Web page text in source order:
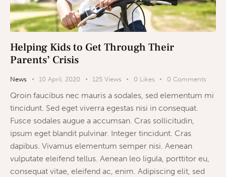
Helping Kids to Get Through Their
Parents’ Crisis
News 10 April, 2020 125 Views 0 Likes 0 Comments
Qroin faucibus nec mauris a sodales, sed elementum mi
tincidunt. Sed eget viverra egestas nisi in consequat.
Fusce sodales augue a accumsan. Cras sollicitudin,
ipsum eget blandit pulvinar. Integer tincidunt. Cras
dapibus. Vivamus elementum semper nisi. Aenean
vulputate eleifend tellus. Aenean leo ligula, porttitor eu,
consequat vitae, eleifend ac, enim. Adipiscing elit, sed